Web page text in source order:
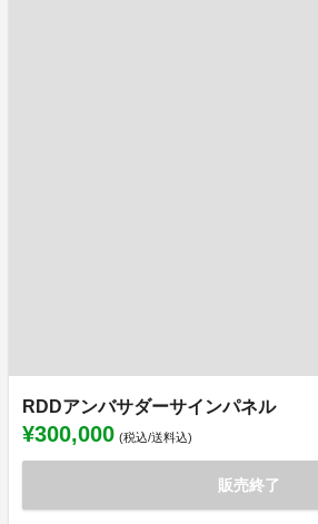
RDDアンバサダーサインパネル
¥300,000 (税込/送料込)
販売終了